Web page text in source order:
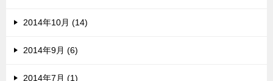
2014年10月 (14)
2014年9月 (6)
2014年7月 (1)